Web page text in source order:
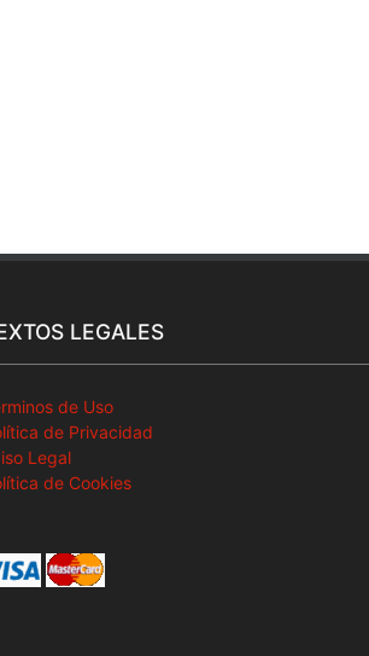
LEGALES
de Uso
de Privacidad
Legal
de Cookies